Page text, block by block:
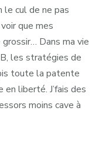
cul de ne pas
que mes
Dans ma vie
les stratégies de
toute la patente
liberté. J’fais des
moins cave à